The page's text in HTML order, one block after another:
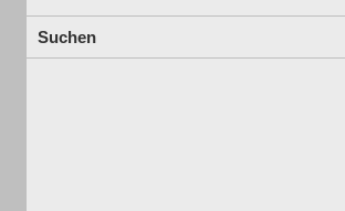
Suchen